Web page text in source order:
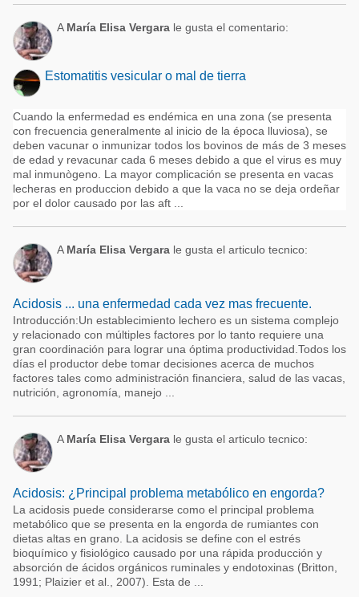
A María Elisa Vergara le gusta el comentario:
Estomatitis vesicular o mal de tierra
Cuando la enfermedad es endémica en una zona (se presenta
con frecuencia generalmente al inicio de la época lluviosa), se
deben vacunar o inmunizar todos los bovinos de más de 3 meses
de edad y revacunar cada 6 meses debido a que el virus es muy
mal inmunògeno. La mayor complicación se presenta en vacas
lecheras en produccion debido a que la vaca no se deja ordeñar
por el dolor causado por las aft ...
A María Elisa Vergara le gusta el articulo tecnico:
Acidosis ... una enfermedad cada vez mas frecuente.
Introducción:Un establecimiento lechero es un sistema complejo
y relacionado con múltiples factores por lo tanto requiere una
gran coordinación para lograr una óptima productividad.Todos los
días el productor debe tomar decisiones acerca de muchos
factores tales como administración financiera, salud de las vacas,
nutrición, agronomía, manejo ...
A María Elisa Vergara le gusta el articulo tecnico:
Acidosis: ¿Principal problema metabólico en engorda?
La acidosis puede considerarse como el principal problema
metabólico que se presenta en la engorda de rumiantes con
dietas altas en grano. La acidosis se define con el estrés
bioquímico y fisiológico causado por una rápida producción y
absorción de ácidos orgánicos ruminales y endotoxinas (Britton,
1991; Plaizier et al., 2007). Esta de ...